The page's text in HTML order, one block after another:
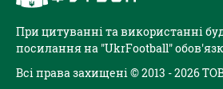
При цитуванні та використанні
посилання на "UkrFootball"
Всі права захищені © 2013 - 2026